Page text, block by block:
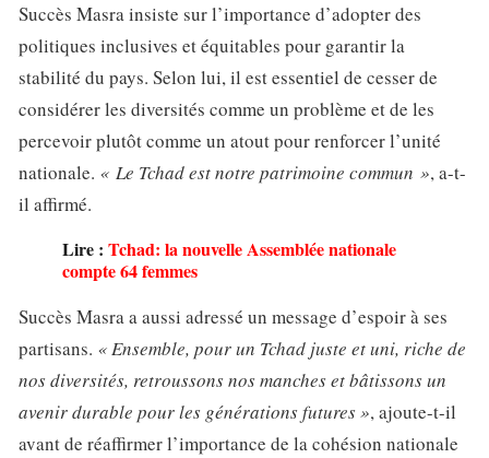
Succès Masra insiste sur l’importance d’adopter des
politiques inclusives et équitables pour garantir la
stabilité du pays. Selon lui, il est essentiel de cesser de
considérer les diversités comme un problème et de les
percevoir plutôt comme un atout pour renforcer l’unité
nationale. « Le Tchad est notre patrimoine commun », a-t-
il affirmé.
Lire : Tchad: la nouvelle Assemblée nationale
compte 64 femmes
Succès Masra a aussi adressé un message d’espoir à ses
partisans. « Ensemble, pour un Tchad juste et uni, riche de
nos diversités, retroussons nos manches et bâtissons un
avenir durable pour les générations futures », ajoute-t-il
avant de réaffirmer l’importance de la cohésion nationale